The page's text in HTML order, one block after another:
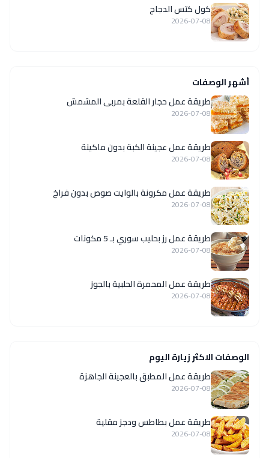
كول كتس الدجاج
2026-07-08
أشهر الوصفات
طريقة عمل حجار القلعة بمربى المشمش
2026-07-08
طريقة عمل عجينة الكبة بدون ماكينة
2026-07-08
طريقة عمل مكرونة بالوايت صوص بدون فراخ
2026-07-08
طريقة عمل رز بحليب سوري بـ 5 مكونات
2026-07-08
طريقة عمل المحمرة الحلبية بالجوز
2026-07-08
الوصفات الاكثر زيارة اليوم
طريقة عمل المطبق بالعجينة الجاهزة
2026-07-08
طريقة عمل بطاطس ودجز مقلية
2026-07-08